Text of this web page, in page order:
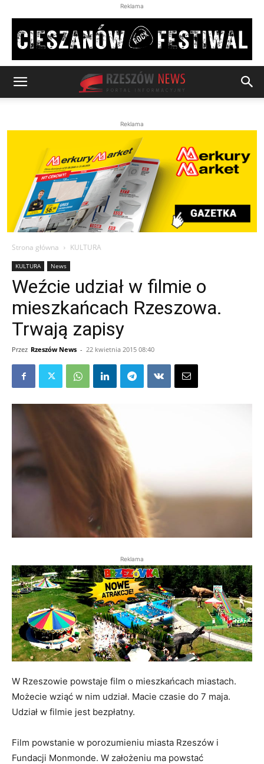
Reklama
Reklama
Strona główna KULTURA
KULTURA News
Weźcie udział w filmie o
mieszkańcach Rzeszowa.
Trwają zapisy
Przez Rzeszów News - 22 kwietnia 2015 08:40
Reklama
W Rzeszowie powstaje film o mieszkańcach miastach.
Możecie wziąć w nim udział. Macie czasie do 7 maja.
Udział w filmie jest bezpłatny.
Film powstanie w porozumieniu miasta Rzeszów i
Fundacji Monmonde. W założeniu ma powstać